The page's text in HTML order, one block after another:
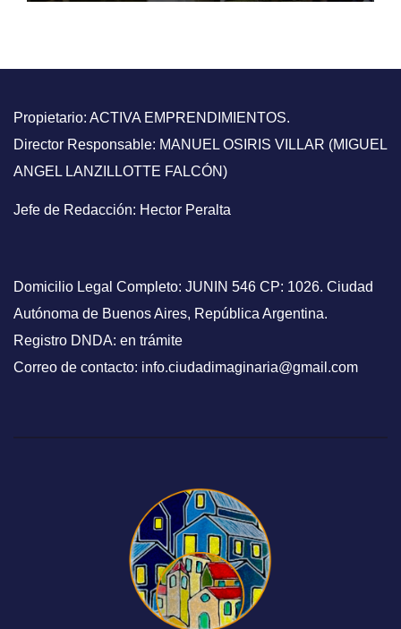
Propietario: ACTIVA EMPRENDIMIENTOS.
Director Responsable: MANUEL OSIRIS VILLAR (MIGUEL
ANGEL LANZILLOTTE FALCÓN)
Jefe de Redacción: Hector Peralta
Domicilio Legal Completo: JUNIN 546 CP: 1026. Ciudad
Autónoma de Buenos Aires, República Argentina.
Registro DNDA: en trámite
Correo de contacto: info.ciudadimaginaria@gmail.com